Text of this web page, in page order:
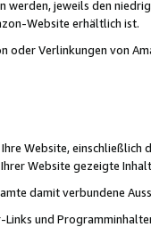
jeweils den
Website erhältlich ist.
Verlinkungen von
Website,
Website gezeigte
damit verbundene
und